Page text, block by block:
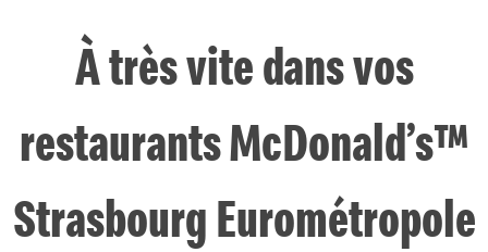
À très vite dans vos
restaurants McDonald’s™
Strasbourg Eurométropole